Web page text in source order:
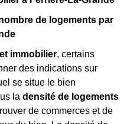
de logements par
immobilier, certains
des indications sur
se situe le bien
la densité de logements
de commerces et de